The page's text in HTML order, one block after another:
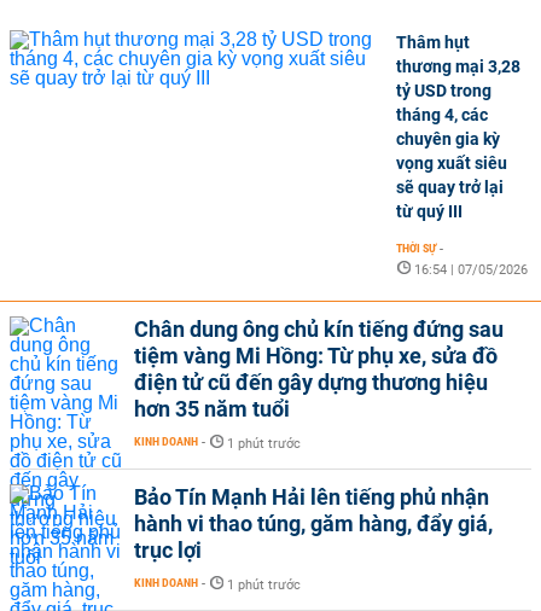
Thâm hụt
thương mại 3,28
tỷ USD trong
tháng 4, các
chuyên gia kỳ
vọng xuất siêu
sẽ quay trở lại
từ quý III
THỜI SỰ -
16:54 | 07/05/2026
Chân dung ông chủ kín tiếng đứng sau
tiệm vàng Mi Hồng: Từ phụ xe, sửa đồ
điện tử cũ đến gây dựng thương hiệu
hơn 35 năm tuổi
KINH DOANH - 1 phút trước
Bảo Tín Mạnh Hải lên tiếng phủ nhận
hành vi thao túng, găm hàng, đẩy giá,
trục lợi
KINH DOANH - 1 phút trước